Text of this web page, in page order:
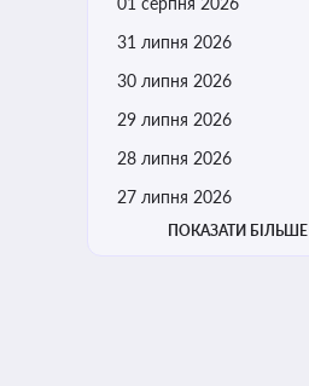
31 липня 2026
30 липня 2026
29 липня 2026
28 липня 2026
27 липня 2026
ПОКАЗАТИ БІЛЬШЕ